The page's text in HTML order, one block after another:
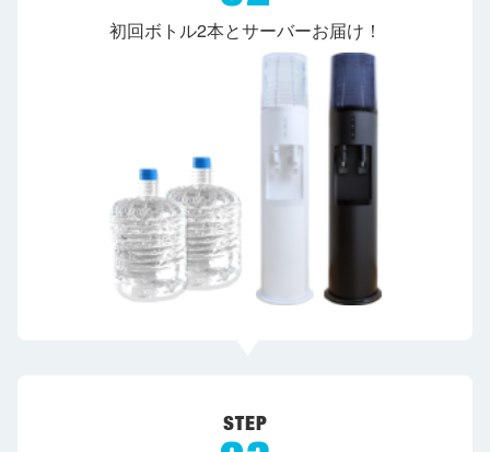
初回ボトル2本とサーバーお届け！